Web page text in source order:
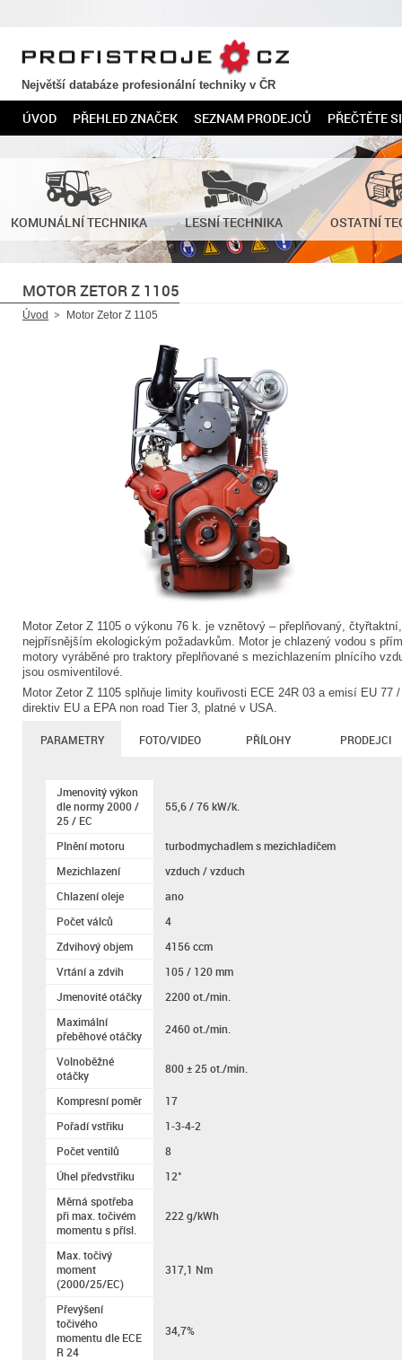
PROFISTROJE.CZ
Největší databáze profesionální techniky v ČR
ÚVOD PŘEHLED ZNAČEK SEZNAM PRODEJCŮ PŘEČTĚTE SI
KOMUNÁLNÍ TECHNIKA LESNÍ TECHNIKA OSTATNÍ
MOTOR ZETOR Z 1105
Úvod Motor Zetor Z 1105
Motor Zetor Z 1105 o výkonu 76 k. je vznětový – přeplňovaný,
nejpřísnějším ekologickým požadavkům. Motor je chlazený vodou s
motory vyráběné pro traktory přeplňované s mezichlazením plnícího
jsou osmiventilové.
Motor Zetor Z 1105 splňuje limity kouřivosti ECE 24R 03 a emisí EU 77
direktiv EU a EPA non road Tier 3, platné v USA.
PARAMETRY FOTO/VIDEO PŘÍLOHY PRODEJCI
Jmenovitý výkon
dle normy 2000 /
25 / EC
55,6 / 76 kW/k.
Plnění motoru
turbodmychadlem s mezichladičem
Mezichlazení
vzduch / vzduch
Chlazení oleje
ano
Počet válců
4
Zdvihový objem
4156 ccm
Vrtání a zdvih
105 / 120 mm
Jmenovité otáčky
2200 ot./min.
Maximální
přeběhové otáčky
2460 ot./min.
Volnoběžné
otáčky
800 ± 25 ot./min.
Kompresní poměr
17
Pořadí vstřiku
1-3-4-2
Počet ventilů
8
Úhel předvstřiku
12°
Měrná spotřeba
při max. točivém
momentu s přísl.
222 g/kWh
Max. točivý
moment
(2000/25/EC)
317,1 Nm
Převýšení
točivého
momentu dle ECE
R 24
34,7%